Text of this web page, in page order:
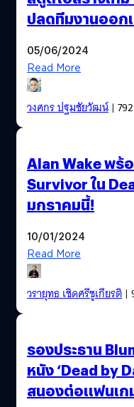
ปลดทีมงานออก
05/06/2024
Read More
วงศกร ปฐมชัยวัฒน์|
Alan Wake พร้
Survivor ใน
มกราคมนี้!
10/01/2024
Read More
วรายุทธ เชิดศรีชูเกียรติ|
รองประธาน
หนัง ‘Dead by
สนองต่อแฟนเก